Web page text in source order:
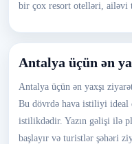
bir çox resort otelləri, ailəvi
Antalya üçün ən
Antalya üçün ən yaxşı
Bu dövrdə hava istiliyi ideal
istilikdədir. Yazın gəlişi ilə
başlayır və turistlər şəhəri